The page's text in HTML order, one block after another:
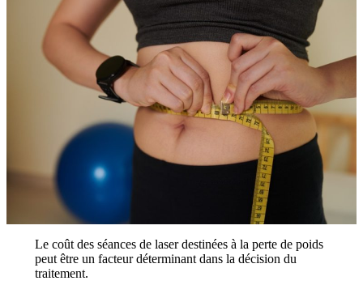
Le coût des séances de laser destinées à la perte de poids
peut être un facteur déterminant dans la décision du
traitement.